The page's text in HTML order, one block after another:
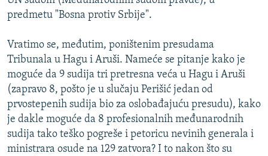
predmetu "Bosna protiv Srbije".
Vratimo se, međutim, poništenim presudama
Tribunala u Hagu i Aruši. Nameće se pitanje kako je
moguće da 9 sudija tri pretresna veća u Hagu i Aruši
(zapravo 8, pošto je u slučaju Perišić jedan od
prvostepenih sudija bio za oslobađajuću presudu), kako
je dakle moguće da 8 profesionalnih međunarodnih
sudija tako teško pogreše i petoricu nevinih generala i
ministrara osude na 129 zatvora? I to nakon što su